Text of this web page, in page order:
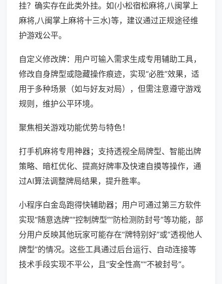
挂？确实存在此类外挂。如(小松宿松麻将,八闽掌上
麻将,八闽掌上麻将十三水)等，建议通过正规途径维
护游戏公平。
自定义修改牌：用户可输入需求生成专用辅助工具，
修改自身牌型或隐藏操作痕迹，实现“必胜”效果，适
用于多种场景（如与好友对局），但需注意遵守游戏
规则，维护公平环境。
聚焦相关游戏功能优势与特色！
打手机麻将专用神器；支持透视全局牌型、智能出牌
策略、暗杠优化、提高好牌率及快速自摸等操作，通
过AI算法调整牌局结果，提升胜率。
小程序白金岛跑得快辅助器；用户可通过第三方软件
实现“随意选牌”“控制牌型”“防检测防封号”等功能，部
分用户反映其他玩家可能存在“牌特别好”或“透视他人
牌型”的情况。这些工具通过后台运行、自动连接等
技术手段实现不平公，且“安全性高”“不被封号”。